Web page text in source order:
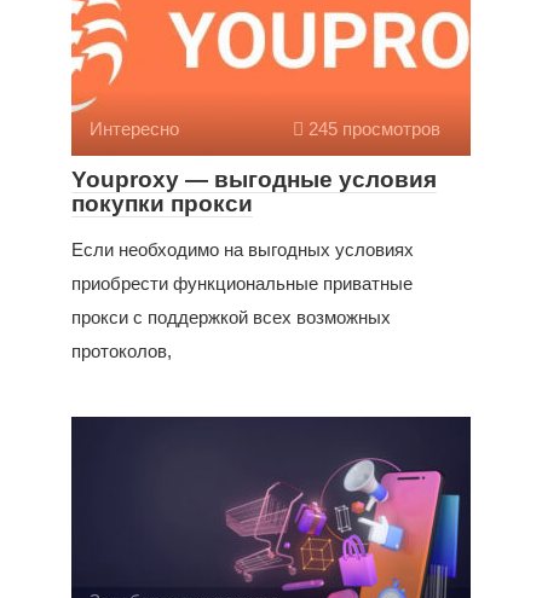
Интересно 245 просмотров
Youproxy — выгодные условия
покупки прокси
Если необходимо на выгодных условиях
приобрести функциональные приватные
прокси с поддержкой всех возможных
протоколов,